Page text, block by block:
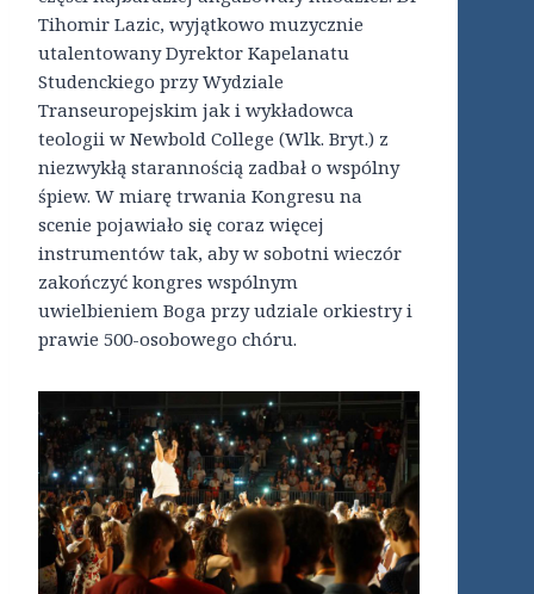
Tihomir Lazic, wyjątkowo muzycznie
utalentowany Dyrektor Kapelanatu
Studenckiego przy Wydziale
Transeuropejskim jak i wykładowca
teologii w Newbold College (Wlk. Bryt.) z
niezwykłą starannością zadbał o wspólny
śpiew. W miarę trwania Kongresu na
scenie pojawiało się coraz więcej
instrumentów tak, aby w sobotni wieczór
zakończyć kongres wspólnym
uwielbieniem Boga przy udziale orkiestry i
prawie 500-osobowego chóru.